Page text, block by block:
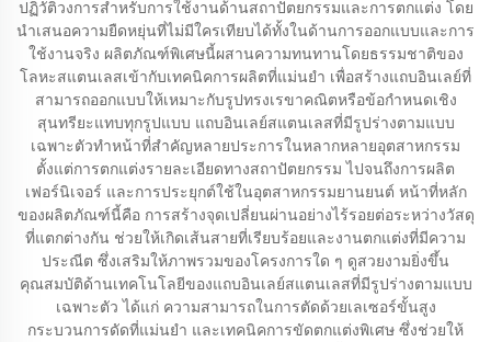
ปฏิวัติวงการสำหรับการใช้งานด้านสถาปัตยกรรมและการตกแต่ง โดย
นำเสนอความยืดหยุ่นที่ไม่มีใครเทียบได้ทั้งในด้านการออกแบบและการ
ใช้งานจริง ผลิตภัณฑ์พิเศษนี้ผสานความทนทานโดยธรรมชาติของ
โลหะสแตนเลสเข้ากับเทคนิคการผลิตที่แม่นยำ เพื่อสร้างแถบอินเลย์ที่
สามารถออกแบบให้เหมาะกับรูปทรงเรขาคณิตหรือข้อกำหนดเชิง
สุนทรียะแทบทุกรูปแบบ แถบอินเลย์สแตนเลสที่มีรูปร่างตามแบบ
เฉพาะตัวทำหน้าที่สำคัญหลายประการในหลากหลายอุตสาหกรรม
ตั้งแต่การตกแต่งรายละเอียดทางสถาปัตยกรรม ไปจนถึงการผลิต
เฟอร์นิเจอร์ และการประยุกต์ใช้ในอุตสาหกรรมยานยนต์ หน้าที่หลัก
ของผลิตภัณฑ์นี้คือ การสร้างจุดเปลี่ยนผ่านอย่างไร้รอยต่อระหว่างวัสดุ
ที่แตกต่างกัน ช่วยให้เกิดเส้นสายที่เรียบร้อยและงานตกแต่งที่มีความ
ประณีต ซึ่งเสริมให้ภาพรวมของโครงการใด ๆ ดูสวยงามยิ่งขึ้น
คุณสมบัติด้านเทคโนโลยีของแถบอินเลย์สแตนเลสที่มีรูปร่างตามแบบ
เฉพาะตัว ได้แก่ ความสามารถในการตัดด้วยเลเซอร์ขั้นสูง
กระบวนการดัดที่แม่นยำ และเทคนิคการขัดตกแต่งพิเศษ ซึ่งช่วยให้